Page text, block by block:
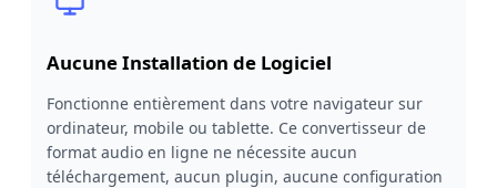
Aucune Installation de Logiciel
Fonctionne entièrement dans votre navigateur sur
ordinateur, mobile ou tablette. Ce convertisseur de
format audio en ligne ne nécessite aucun
téléchargement, aucun plugin, aucune configuration